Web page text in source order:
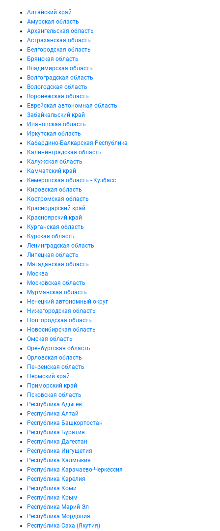
Алтайский край
Амурская область
Архангельская область
Астраханская область
Белгородская область
Брянская область
Владимирская область
Волгоградская область
Вологодская область
Воронежская область
Еврейская автономная область
Забайкальский край
Ивановская область
Иркутская область
Кабардино-Балкарская Республика
Калининградская область
Калужская область
Камчатский край
Кемеровская область - Кузбасс
Кировская область
Костромская область
Краснодарский край
Красноярский край
Курганская область
Курская область
Ленинградская область
Липецкая область
Магаданская область
Москва
Московская область
Мурманская область
Ненецкий автономный округ
Нижегородская область
Новгородская область
Новосибирская область
Омская область
Оренбургская область
Орловская область
Пензенская область
Пермский край
Приморский край
Псковская область
Республика Адыгея
Республика Алтай
Республика Башкортостан
Республика Бурятия
Республика Дагестан
Республика Ингушетия
Республика Калмыкия
Республика Карачаево-Черкессия
Республика Карелия
Республика Коми
Республика Крым
Республика Марий Эл
Республика Мордовия
Республика Саха (Якутия)